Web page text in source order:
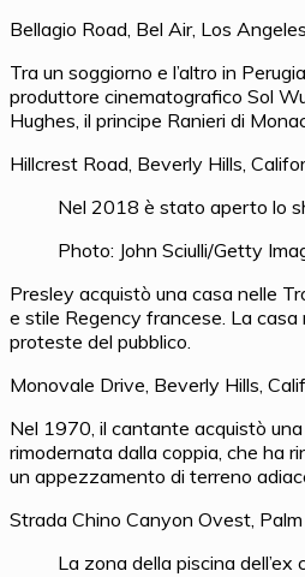
Bellagio Road, Bel Air, Los Angeles
Tra un soggiorno e l’altro in
produttore cinematografico Sol
Hughes, il principe Ranieri di
Hillcrest Road, Beverly Hills,
Nel 2018 è stato aperto lo
Photo: John Sciulli/Getty
Presley acquistò una casa nelle
e stile Regency francese. La
proteste del pubblico.
Monovale Drive, Beverly Hills,
Nel 1970, il cantante acquistò
rimodernata dalla coppia, che ha
un appezzamento di terreno
Strada Chino Canyon Ovest,
La zona della piscina